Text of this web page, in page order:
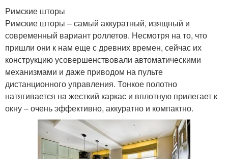
Римские шторы
Римские шторы – самый аккуратный, изящный и
современный вариант роллетов. Несмотря на то, что
пришли они к нам еще с древних времен, сейчас их
конструкцию усовершенствовали автоматическими
механизмами и даже приводом на пульте
дистанционного управления. Тонкое полотно
натягивается на жесткий каркас и вплотную прилегает к
окну – очень эффективно, аккуратно и компактно.